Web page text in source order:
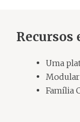
Recursos
Uma
Família